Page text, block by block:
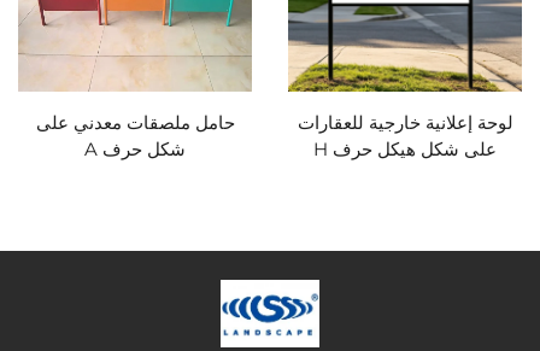
لوحة إعلانية خارجية للعقارات
على شكل هيكل حرف H
حامل ملصقات معدني على
شكل حرف A